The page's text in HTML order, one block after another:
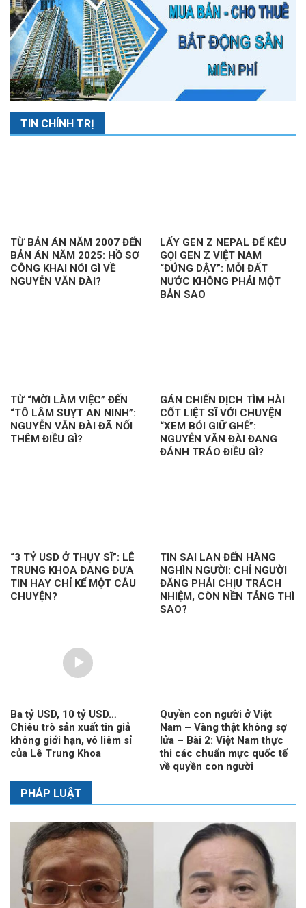
TIN CHÍNH TRỊ
TỪ BẢN ÁN NĂM 2007 ĐẾN
BẢN ÁN NĂM 2025: HỒ SƠ
CÔNG KHAI NÓI GÌ VỀ
NGUYỄN VĂN ĐÀI?
LẤY GEN Z NEPAL ĐỂ KÊU
GỌI GEN Z VIỆT NAM
“ĐỨNG DẬY”: MỖI ĐẤT
NƯỚC KHÔNG PHẢI MỘT
BẢN SAO
TỪ “MỜI LÀM VIỆC” ĐẾN
“TÔ LÂM SUỴT AN NINH”:
NGUYỄN VĂN ĐÀI ĐÃ NỐI
THÊM ĐIỀU GÌ?
GÁN CHIẾN DỊCH TÌM HÀI
CỐT LIỆT SĨ VỚI CHUYỆN
“XEM BÓI GIỮ GHẾ”:
NGUYỄN VĂN ĐÀI ĐANG
ĐÁNH TRÁO ĐIỀU GÌ?
“3 TỶ USD Ở THỤY SĨ”: LÊ
TRUNG KHOA ĐANG ĐƯA
TIN HAY CHỈ KỂ MỘT CÂU
CHUYỆN?
TIN SAI LAN ĐẾN HÀNG
NGHÌN NGƯỜI: CHỈ NGƯỜI
ĐĂNG PHẢI CHỊU TRÁCH
NHIỆM, CÒN NỀN TẢNG THÌ
SAO?
Ba tỷ USD, 10 tỷ USD…
Chiêu trò sản xuất tin giả
không giới hạn, vô liêm sỉ
của Lê Trung Khoa
Quyền con người ở Việt
Nam – Vàng thật không sợ
lửa – Bài 2: Việt Nam thực
thi các chuẩn mực quốc tế
về quyền con người
PHÁP LUẬT